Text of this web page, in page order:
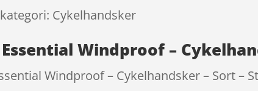
Cykelhandsker
Essential Windproof –
Windproof – Cykelhandsker – Sort